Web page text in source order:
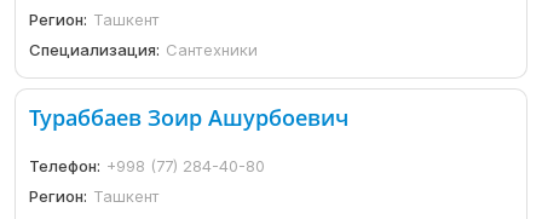
Регион: Ташкент
Специализация: Сантехники
Тураббаев Зоир Ашурбоевич
Телефон: +998 (77) 284-40-80
Регион: Ташкент